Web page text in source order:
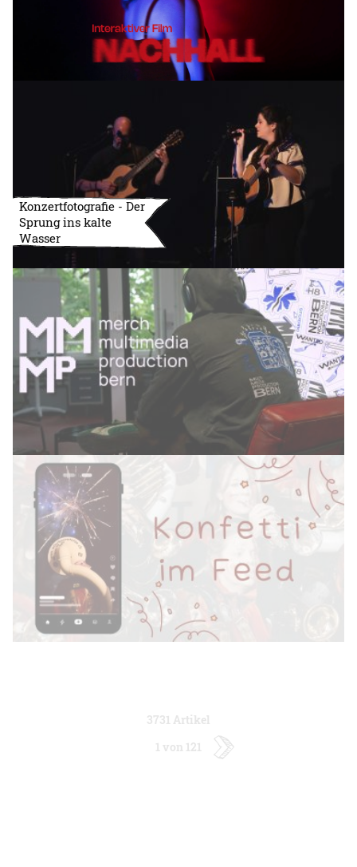
Konzertfotografie - Der
Sprung ins kalte
Wasser
3731 Artikel
1 von 121